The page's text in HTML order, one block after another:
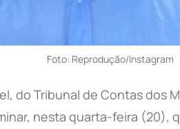
Foto: Reprodução/Instagram
do Tribunal de Contas dos
nesta quarta-feira (20),